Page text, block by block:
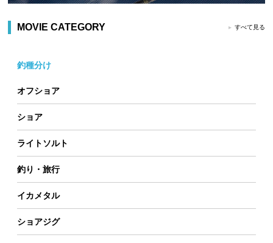
MOVIE CATEGORY すべて見る
釣種分け
オフショア
ショア
ライトソルト
釣り・旅行
イカメタル
ショアジグ